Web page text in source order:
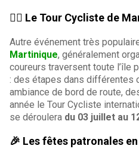
🚴‍♂️ Le Tour Cycliste de
Autre événement très
Martinique, généralement
coureurs traversent toute l’île
: des étapes dans différentes
ambiance de bord de route,
année le Tour Cycliste
se déroulera du 03 juillet au
🎉 Les fêtes patronales